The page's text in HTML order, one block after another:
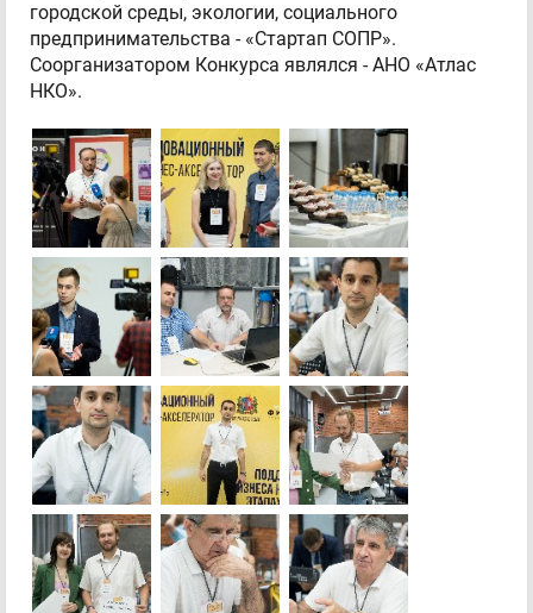
городской среды, экологии, социального
предпринимательства - «Стартап СОПР».
Соорганизатором Конкурса являлся - АНО «Атлас
НКО».